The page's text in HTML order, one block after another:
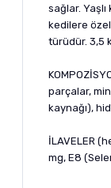
sağlar.
kedilere özel
türüdür. 3,5
parçalar,
kaynağı),
İLAVELER
mg, E8